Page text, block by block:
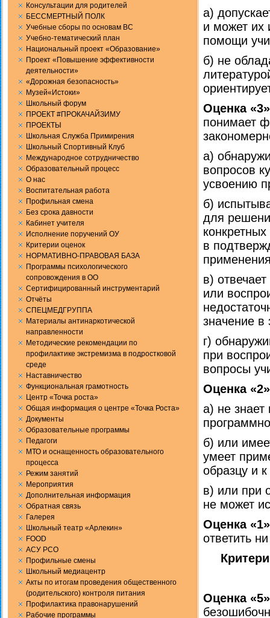
Консультации для родителей
БЕССМЕРТНЫЙ ПОЛК
Учебные сборы по основам ВС
Учебно-тематический план
Национальный проект «Образование»
Проект «Повышение эффективности
деятельности»
«Дорожная безопасность»
Музей«Истоки»
Школьный форум
ПРОЕКТ #ПРОКАЧАЙЗИМУ
ПРОЕКТЫ
Школьная Служба Примирения
Школьный Спортивный Клуб
Международное сотрудничество
Образовательный процесс
О нас
Воспитательная работа
Профильная смена
Без срока давности
Кабинет учителя
Исполнение поручений ОУ
Критерии оценок
НОРМАТИВНО-ПРАВОВАЯ БАЗА
Программы психологического
сопровождения в ОО
Сертифицированный инструментарий
Отчёты
СПЕЦМЕДГРУППА
Материалы антинаркотической
направленности
Методические рекомендации по
профилактике экстремизма в подростковой
среде
Наставничество
Функциональная грамотность
Центр «Точка роста»
Общая информация о центре «Точка Роста»
Документы
Образовательные программы
Педагоги
МТО и оснащенность образовательного
процесса
Режим занятий
Мероприятия
Дополнительная информация
Обратная связь
Галерея
Школьный театр «Арлекин»
FOOD
АСУ РСО
Профильные смены
Школьный медиацентр
Акты по итогам проведения общественного
(родительского) контроля питания
Профилактика правонарушений
Рабочие программы
а)
и может их
помощи
б) не
Оценка «3»
понимает
а)
вопросов
усвоению
б)
для
в
в)
или
значение в
г)
при
вопросы
Оценка «2»
а) не знает
б) или
умеет
образцу и
в) или при
не может
Оценка «1»
ответить
Оценка